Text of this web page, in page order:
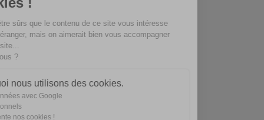
site vous intéresse avant de vous déranger,
mais on aimerait bien vous accompagner
pendant votre visite...
C'est OK pour vous ?
Voici pourquoi nous utilisons des cookies.
Partage de données avec Google
Cookies fonctionnels
On vous présente nos cookies !